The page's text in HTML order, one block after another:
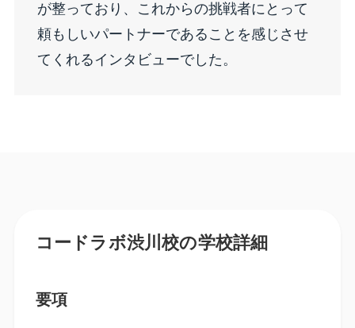
が整っており、これからの挑戦者にとって
頼もしいパートナーであることを感じさせ
てくれるインタビューでした。
コードラボ渋川校の学校詳細
要項